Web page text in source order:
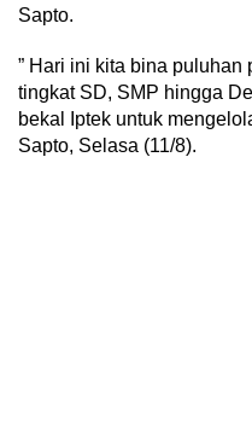
Sapto.
” Hari ini kita bina
tingkat SD, SMP hingga
bekal Iptek untuk
Sapto, Selasa (11/8).